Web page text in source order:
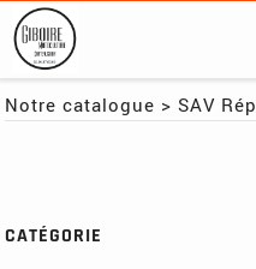
Notre catalogue >SAV
CATÉGORIE